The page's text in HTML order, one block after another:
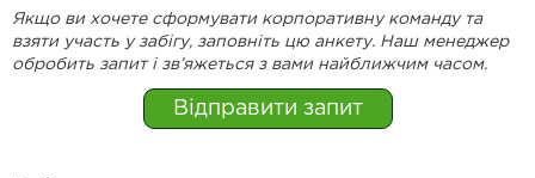
Якщо ви хочете сформувати корпоративну команду та
взяти участь у забігу, заповніть цю анкету. Наш менеджер
обробить запит і зв’яжеться з вами найближчим часом.
Відправити запит